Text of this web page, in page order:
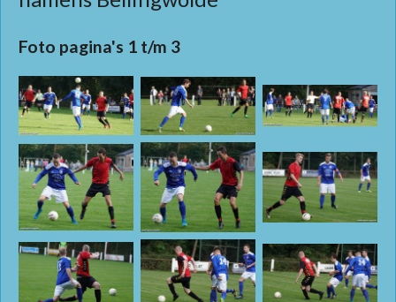
Foto pagina's 1 t/m 3